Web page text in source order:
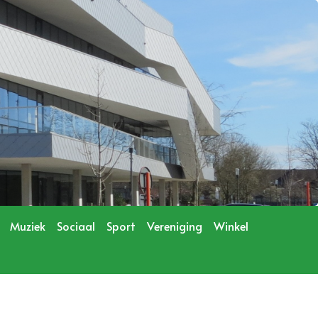
Muziek Sociaal Sport Vereniging Winkel